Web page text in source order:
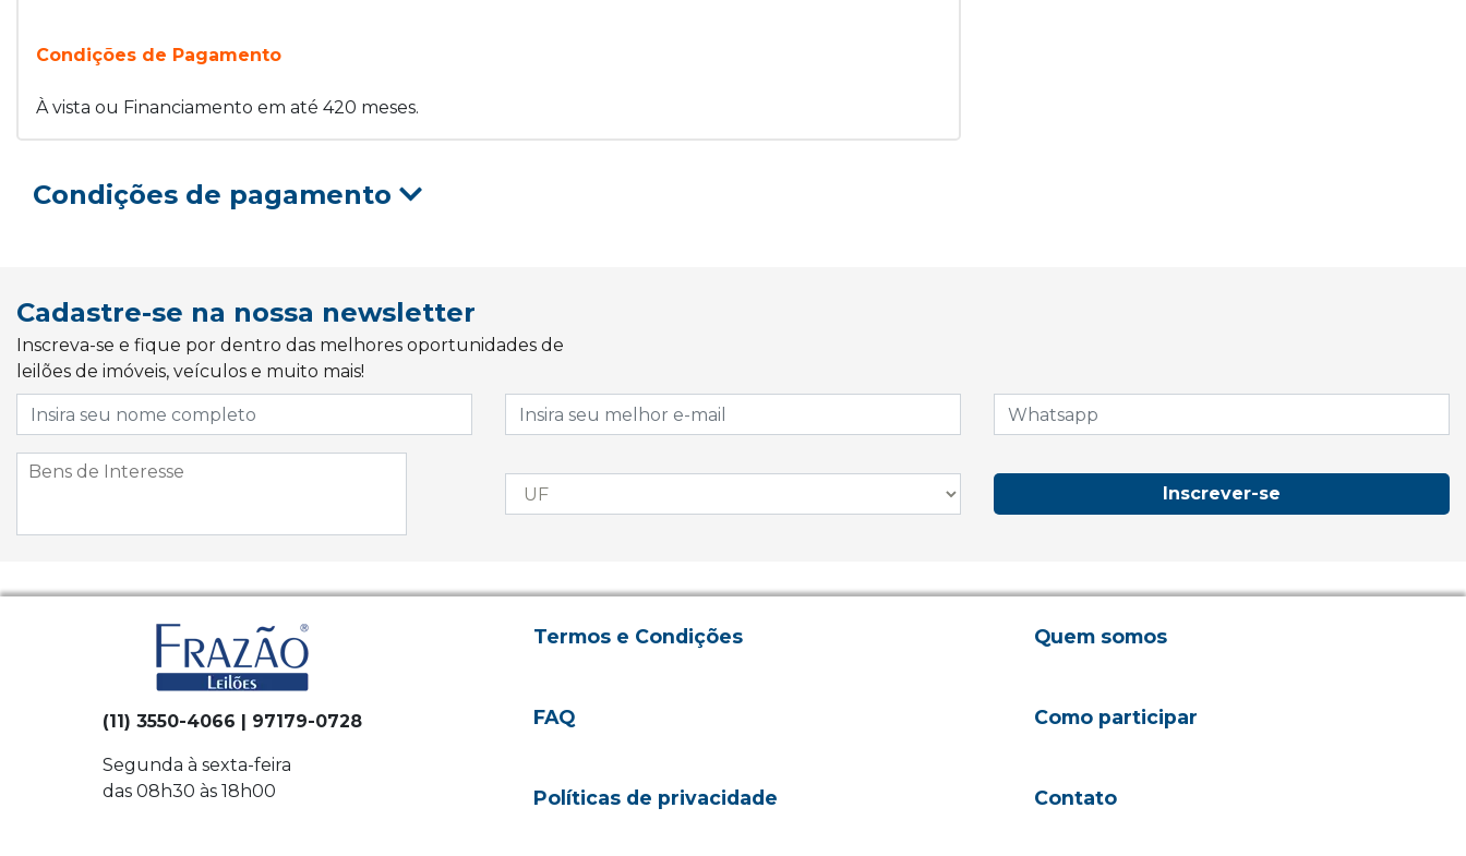
Condições de Pagamento
À vista ou Financiamento em até 420 meses.
Condições de pagamento
Cadastre-se na nossa newsletter
Inscreva-se e fique por dentro das melhores oportunidades de
leilões de imóveis, veículos e muito mais!
Inscrever-se
(11) 3550-4066 | 97179-0728
Segunda à sexta-feira
das 08h30 às 18h00
Termos e Condições
FAQ
Políticas de privacidade
Quem somos
Como participar
Contato